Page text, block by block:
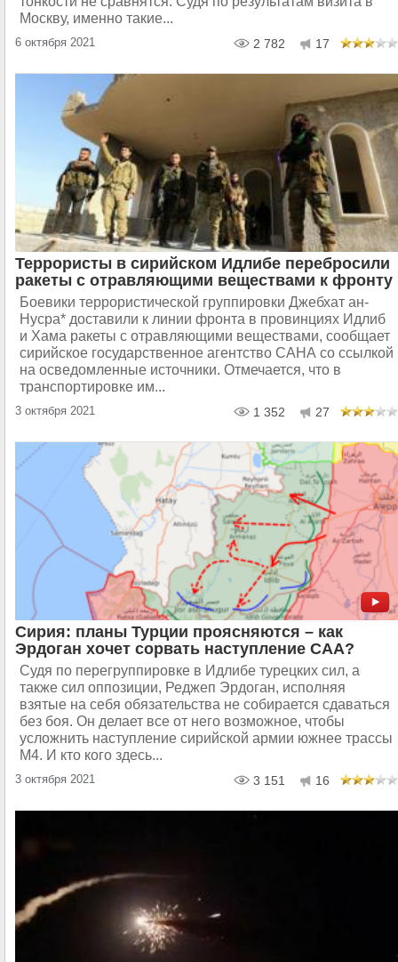
Москву, именно такие...
6 октября 2021 2 782 17
Террористы в сирийском Идлибе перебросили
ракеты с отравляющими веществами к фронту
Боевики террористической группировки Джебхат ан-
Нусра* доставили к линии фронта в провинциях Идлиб
и Хама ракеты с отравляющими веществами, сообщает
сирийское государственное агентство САНА со ссылкой
на осведомленные источники. Отмечается, что в
транспортировке им...
3 октября 2021 1 352 27
Сирия: планы Турции проясняются – как
Эрдоган хочет сорвать наступление САА?
Судя по перегруппировке в Идлибе турецких сил, а
также сил оппозиции, Реджеп Эрдоган, исполняя
взятые на себя обязательства не собирается сдаваться
без боя. Он делает все от него возможное, чтобы
усложнить наступление сирийской армии южнее трассы
М4. И кто кого здесь...
3 октября 2021 3 151 16